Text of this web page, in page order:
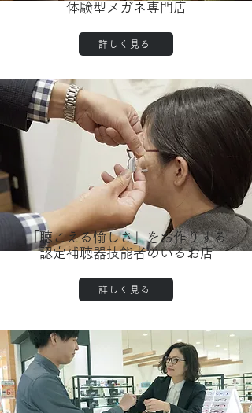
​体験型メガネ専門店
詳しく見る
「聴こえる愉しさ」をお作りする
認定補聴器技能者のいるお店
詳しく見る